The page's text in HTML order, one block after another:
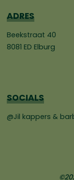
ADRES
Beekstraat 40
8081 ED Elburg
SOCIALS
@Jil kappers &